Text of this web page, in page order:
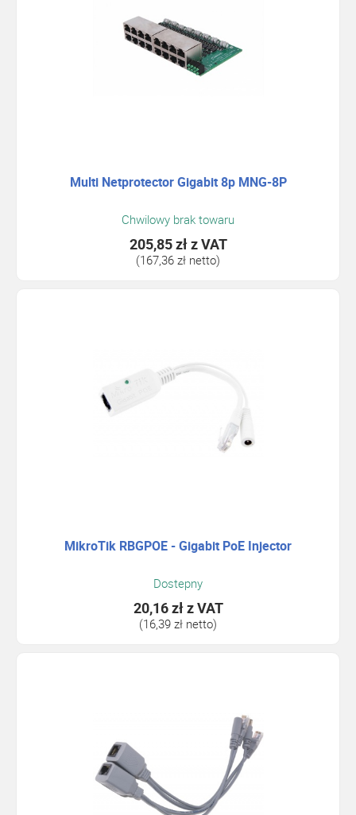
Multi Netprotector Gigabit 8p MNG-8P
Chwilowy brak towaru
205,85 złz VAT
(167,36 zł netto)
MikroTik RBGPOE - Gigabit PoE Injector
Dostepny
20,16 złz VAT
(16,39 zł netto)